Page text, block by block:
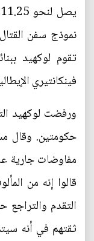
نموذج سفن القتال
تقوم لوكهيد
فينكانتيري
ورفضت لوكهيد
حكومتين. وقال
مفاوضات جارية
قالوا إنه من
التقدم
ثقتهم في أنه